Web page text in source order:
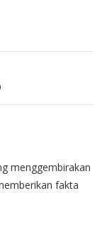
menggembirakan
fakta